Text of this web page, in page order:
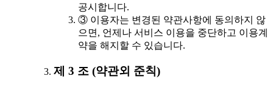
공시합니다.
③ 이용자는 변경된 약관사항에 동의하지 않
으면, 언제나 서비스 이용을 중단하고 이용계
약을 해지할 수 있습니다.
제 3 조 (약관외 준칙)